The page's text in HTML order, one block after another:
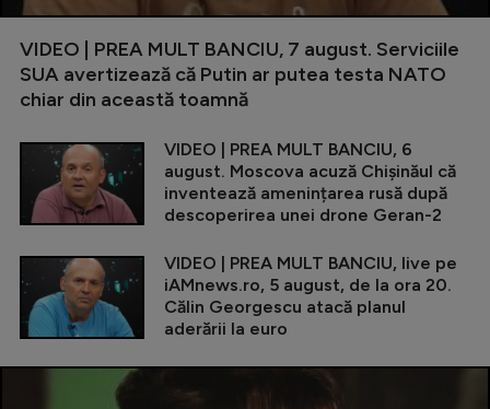
VIDEO | PREA MULT BANCIU, 7 august. Serviciile
SUA avertizează că Putin ar putea testa NATO
chiar din această toamnă
VIDEO | PREA MULT BANCIU, 6
august. Moscova acuză Chișinăul că
inventează amenințarea rusă după
descoperirea unei drone Geran-2
VIDEO | PREA MULT BANCIU, live pe
iAMnews.ro, 5 august, de la ora 20.
Călin Georgescu atacă planul
aderării la euro